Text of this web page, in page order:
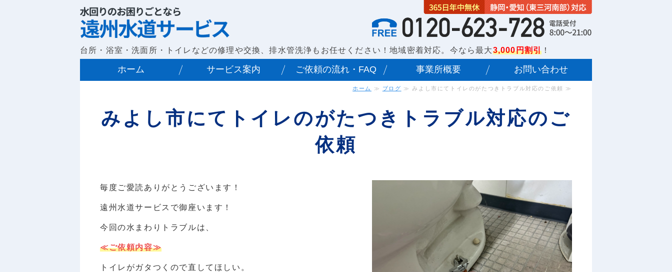
遠州水道サービス 愛知(尾張)営業所｜名古屋市水道局指定業者｜
台所・浴室・洗面所・トイレなどの修理や交換、排水管洗浄もお任せください！地域密着対応。今なら最大3,000円割引 ！
ホーム サービス案内 ご依頼の流れ・FAQ 事業所概要 お問い合わせ
ホーム ≫ ブログ ≫ みよし市にてトイレのがたつきトラブル対応のご依頼 ≫
みよし市にてトイレのがたつきトラブル対応のご
依頼
毎度ご愛読ありがとうございます！
遠州水道サービスで御座います！
今回の水まわりトラブルは、
≪ご依頼内容≫
トイレがガタつくので直してほしい。